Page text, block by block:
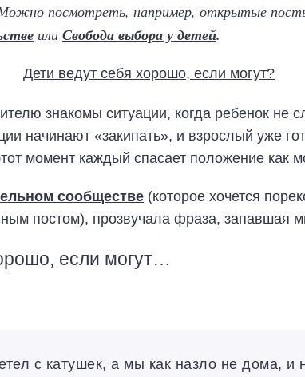
посмотреть, например, открытые
или Свобода выбора у детей.
знакомы ситуации, когда ребенок не
начинают «закипать», и взрослый уже
момент каждый спасает положение как
сообществе (которое хочется
постом), прозвучала фраза, запавшая
если могут…
с катушек, а мы как назло не дома, и